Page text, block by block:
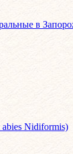
в
Nidiformis)